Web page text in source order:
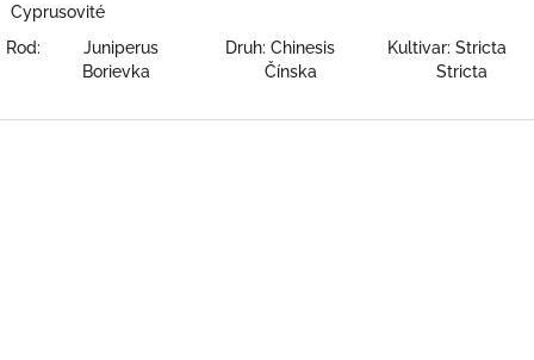
Cyprusovité
Rod: Juniperus Druh: Chinesis Kultivar: Stricta
Borievka Čínska Stricta